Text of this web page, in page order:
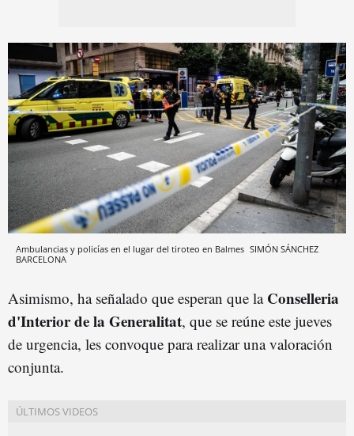
Ambulancias y policías en el lugar del tiroteo en Balmes SIMÓN SÁNCHEZ
BARCELONA
Asimismo, ha señalado que esperan que la Conselleria
d'Interior de la Generalitat, que se reúne este jueves
de urgencia, les convoque para realizar una valoración
conjunta.